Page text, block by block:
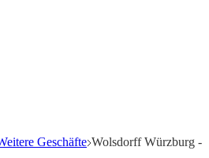
Geschäfte Wolsdorff Würzburg -